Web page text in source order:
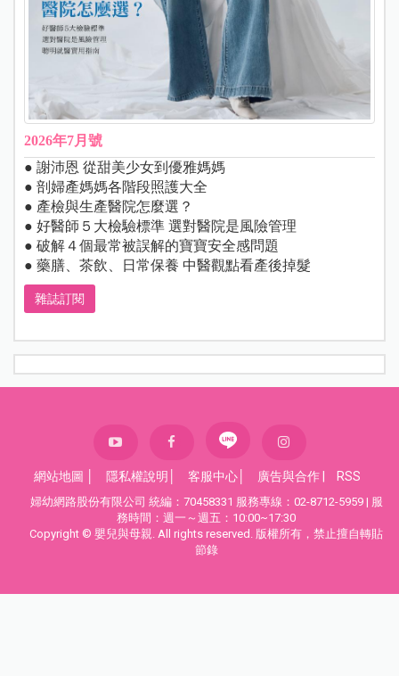
2026年7月號
● 謝沛恩 從甜美少女到優雅媽媽
● 剖婦產媽媽各階段照護大全
● 產檢與生產醫院怎麼選？
● 好醫師５大檢驗標準 選對醫院是風險管理
● 破解４個最常被誤解的寶寶安全感問題
● 藥膳、茶飲、日常保養 中醫觀點看產後掉髮
雜誌訂閱
網站地圖 隱私權說明 客服中心 廣告與合作 RSS
婦幼網路股份有限公司 統編：70458331 服務專線：02-8712-5959 | 服
務時間：週一～週五：10:00~17:30
Copyright © 嬰兒與母親. All rights reserved. 版權所有，禁止擅自轉貼
節錄